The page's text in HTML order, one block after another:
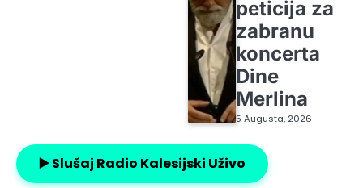
peticija za
zabranu
koncerta
Dine
Merlina
5 Augusta, 2026
▶️ Slušaj Radio Kalesijski Uživo